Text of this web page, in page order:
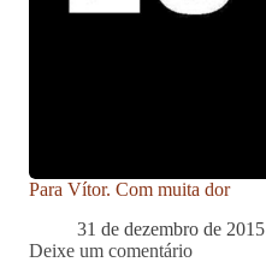
Para Vítor. Com muita dor
31 de dezembro de 2015
Deixe um comentário